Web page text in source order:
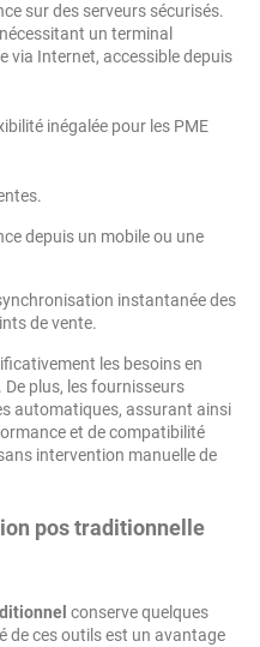
sur des serveurs sécurisés.
un terminal
via Internet, accessible depuis
inégalée pour les PME
depuis un mobile ou une
instantanée des
de vente.
les besoins en
plus, les fournisseurs
automatiques, assurant ainsi
et de compatibilité
intervention manuelle de
pos traditionnelle
conserve quelques
de ces outils est un avantage